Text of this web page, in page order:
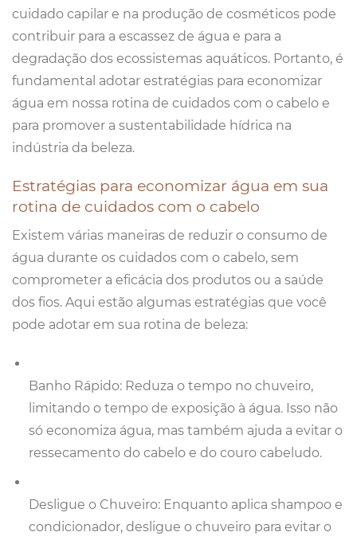
cuidado capilar e na produção de cosméticos pode
contribuir para a escassez de água e para a
degradação dos ecossistemas aquáticos. Portanto, é
fundamental adotar estratégias para economizar
água em nossa rotina de cuidados com o cabelo e
para promover a sustentabilidade hídrica na
indústria da beleza.
Estratégias para economizar água em sua
rotina de cuidados com o cabelo
Existem várias maneiras de reduzir o consumo de
água durante os cuidados com o cabelo, sem
comprometer a eficácia dos produtos ou a saúde
dos fios. Aqui estão algumas estratégias que você
pode adotar em sua rotina de beleza:
Banho Rápido: Reduza o tempo no chuveiro,
limitando o tempo de exposição à água. Isso não
só economiza água, mas também ajuda a evitar o
ressecamento do cabelo e do couro cabeludo.
Desligue o Chuveiro: Enquanto aplica shampoo e
condicionador, desligue o chuveiro para evitar o